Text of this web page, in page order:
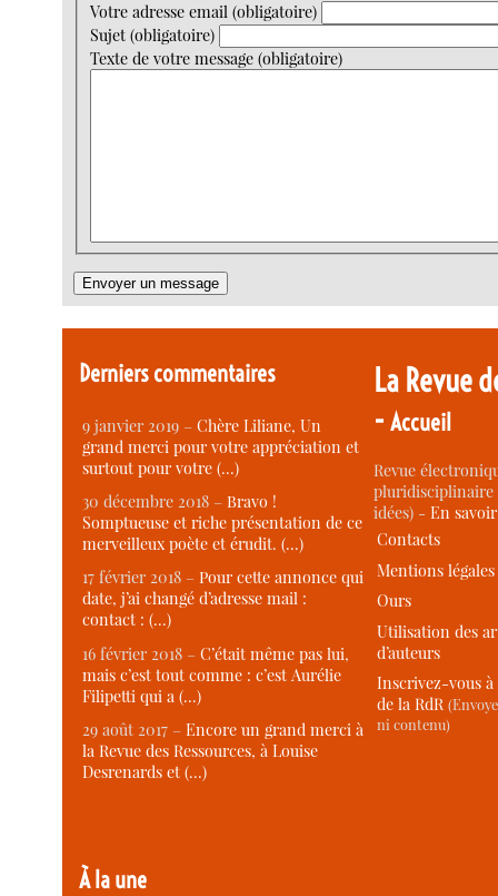
Votre adresse email (obligatoire)
Sujet (obligatoire)
Texte de votre message (obligatoire)
Derniers commentaires
9 janvier 2019 –Chère Liliane, Un
grand merci pour votre appréciation et
surtout pour votre (…)
30 décembre 2018 –Bravo !
Somptueuse et riche présentation de ce
merveilleux poète et érudit. (…)
17 février 2018 –Pour cette annonce qui
date, j’ai changé d’adresse mail :
contact : (…)
16 février 2018 –C’était même pas lui,
mais c’est tout comme : c’est Aurélie
Filipetti qui a (…)
29 août 2017 –Encore un grand merci à
la Revue des Ressources, à Louise
Desrenards et (…)
À la une
La Revue
-Accueil
Revue
idées) -En
Contacts
Mentions légales
Ours
Utilisation des
d’auteurs
Inscrivez-vous
de la RdR
ni contenu)